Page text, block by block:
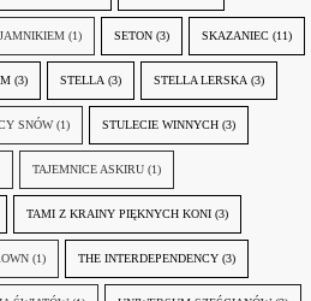
(1) SETON (3) SKAZANIEC (11)
(3) STELLA (3) STELLA LERSKA (3)
SNÓW (1) STULECIE WINNYCH (3)
TAJEMNICE ASKIRU (1)
TAMI Z KRAINY PIĘKNYCH KONI (3)
(1) THE INTERDEPENDENCY (3)